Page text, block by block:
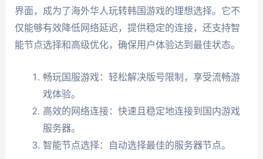
界面，成为了海外华人玩转韩国游戏的理想选择。它不
仅能够有效降低网络延迟，提供稳定的连接，还支持智
能节点选择和高级优化，确保用户体验达到最佳状态。
畅玩国服游戏：轻松解决版号限制，享受流畅游
戏体验。
高效的网络连接：快速且稳定地连接到国内游戏
服务器。
智能节点选择：自动选择最佳的服务器节点。